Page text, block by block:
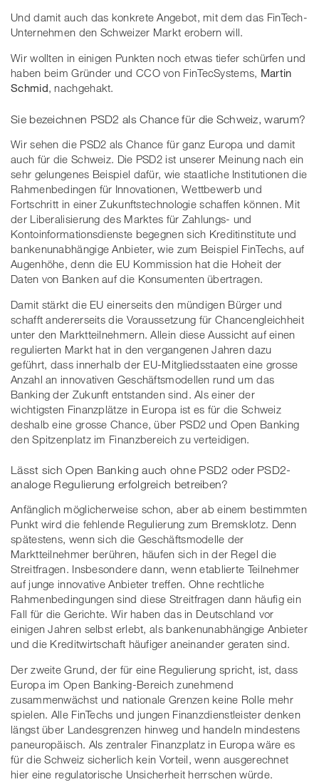
Und damit auch das konkrete Angebot, mit dem das FinTech-
Unternehmen den Schweizer Markt erobern will.
Wir wollten in einigen Punkten noch etwas tiefer schürfen und
haben beim Gründer und CCO von FinTecSystems, Martin
Schmid, nachgehakt.
Sie bezeichnen PSD2 als Chance für die Schweiz, warum?
Wir sehen die PSD2 als Chance für ganz Europa und damit
auch für die Schweiz. Die PSD2 ist unserer Meinung nach ein
sehr gelungenes Beispiel dafür, wie staatliche Institutionen die
Rahmenbedingen für Innovationen, Wettbewerb und
Fortschritt in einer Zukunftstechnologie schaffen können. Mit
der Liberalisierung des Marktes für Zahlungs- und
Kontoinformationsdienste begegnen sich Kreditinstitute und
bankenunabhängige Anbieter, wie zum Beispiel FinTechs, auf
Augenhöhe, denn die EU Kommission hat die Hoheit der
Daten von Banken auf die Konsumenten übertragen.
Damit stärkt die EU einerseits den mündigen Bürger und
schafft andererseits die Voraussetzung für Chancengleichheit
unter den Marktteilnehmern. Allein diese Aussicht auf einen
regulierten Markt hat in den vergangenen Jahren dazu
geführt, dass innerhalb der EU-Mitgliedsstaaten eine grosse
Anzahl an innovativen Geschäftsmodellen rund um das
Banking der Zukunft entstanden sind. Als einer der
wichtigsten Finanzplätze in Europa ist es für die Schweiz
deshalb eine grosse Chance, über PSD2 und Open Banking
den Spitzenplatz im Finanzbereich zu verteidigen.
Lässt sich Open Banking auch ohne PSD2 oder PSD2-
analoge Regulierung erfolgreich betreiben?
Anfänglich möglicherweise schon, aber ab einem bestimmten
Punkt wird die fehlende Regulierung zum Bremsklotz. Denn
spätestens, wenn sich die Geschäftsmodelle der
Marktteilnehmer berühren, häufen sich in der Regel die
Streitfragen. Insbesondere dann, wenn etablierte Teilnehmer
auf junge innovative Anbieter treffen. Ohne rechtliche
Rahmenbedingungen sind diese Streitfragen dann häufig ein
Fall für die Gerichte. Wir haben das in Deutschland vor
einigen Jahren selbst erlebt, als bankenunabhängige Anbieter
und die Kreditwirtschaft häufiger aneinander geraten sind.
Der zweite Grund, der für eine Regulierung spricht, ist, dass
Europa im Open Banking-Bereich zunehmend
zusammenwächst und nationale Grenzen keine Rolle mehr
spielen. Alle FinTechs und jungen Finanzdienstleister denken
längst über Landesgrenzen hinweg und handeln mindestens
paneuropäisch. Als zentraler Finanzplatz in Europa wäre es
für die Schweiz sicherlich kein Vorteil, wenn ausgerechnet
hier eine regulatorische Unsicherheit herrschen würde.